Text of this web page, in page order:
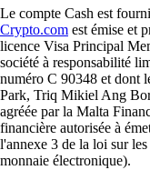
Le compte Cash est
Crypto.com est émise et
licence Visa Principal
société à responsabilité
numéro C 90348 et dont
Park, Triq Mikiel Ang
agréée par la Malta
financière autorisée à
l'annexe 3 de la loi sur
monnaie électronique).